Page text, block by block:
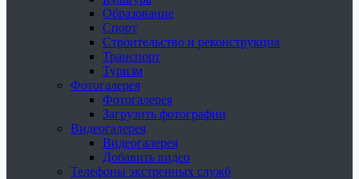
Образование
Спорт
Строительство и реконструкция
Транспорт
Туризм
Фотогалерея
Фотогалерея
Загрузить фотографии
Видеогалерея
Видеогалерея
Добавить видео
Телефоны экстренных служб